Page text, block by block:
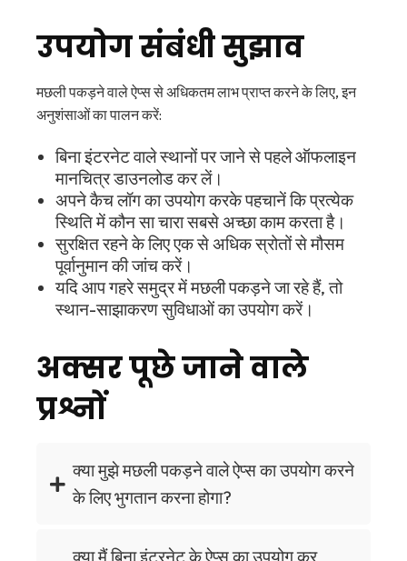
उपयोग संबंधी सुझाव
मछली पकड़ने वाले ऐप्स से अधिकतम लाभ प्राप्त करने के लिए, इन
अनुशंसाओं का पालन करें:
बिना इंटरनेट वाले स्थानों पर जाने से पहले ऑफलाइन
मानचित्र डाउनलोड कर लें।
अपने कैच लॉग का उपयोग करके पहचानें कि प्रत्येक
स्थिति में कौन सा चारा सबसे अच्छा काम करता है।
सुरक्षित रहने के लिए एक से अधिक स्रोतों से मौसम
पूर्वानुमान की जांच करें।
यदि आप गहरे समुद्र में मछली पकड़ने जा रहे हैं, तो
स्थान-साझाकरण सुविधाओं का उपयोग करें।
अक्सर पूछे जाने वाले
प्रश्नों
क्या मुझे मछली पकड़ने वाले ऐप्स का उपयोग करने
के लिए भुगतान करना होगा?
क्या मैं बिना इंटरनेट के ऐप्स का उपयोग कर